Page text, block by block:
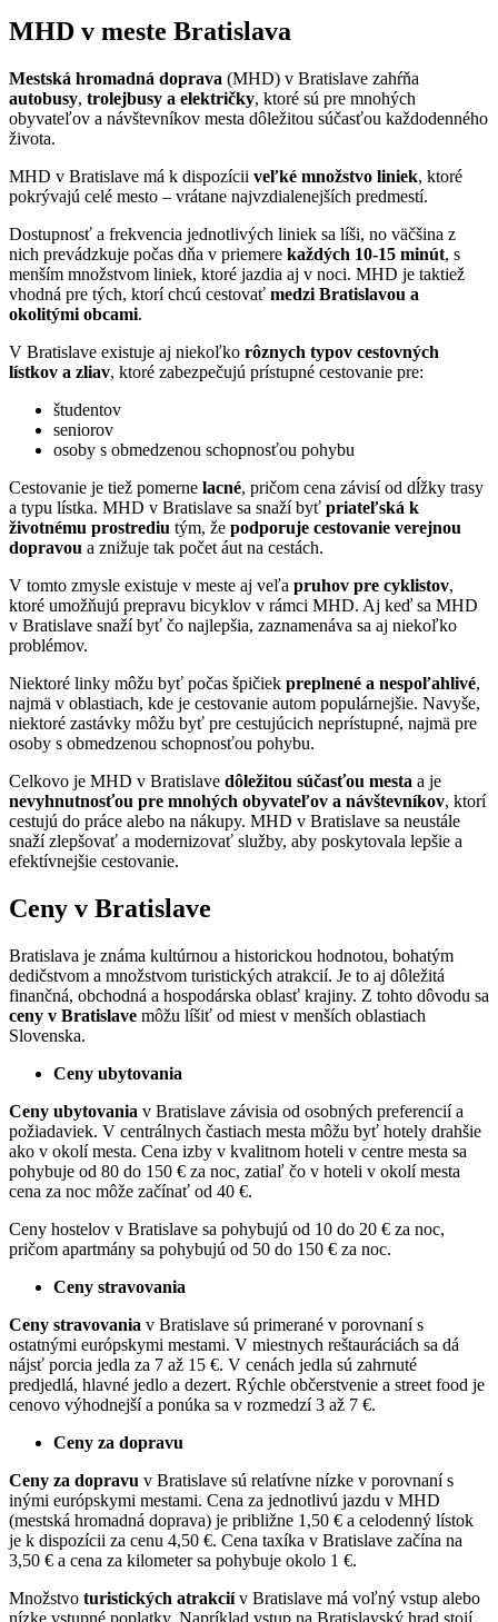
MHD v meste Bratislava
Mestská hromadná doprava (MHD) v Bratislave zahŕňa
autobusy, trolejbusy a električky, ktoré sú pre mnohých
obyvateľov a návštevníkov mesta dôležitou súčasťou každodenného
života.
MHD v Bratislave má k dispozícii veľké množstvo liniek, ktoré
pokrývajú celé mesto – vrátane najvzdialenejších predmestí.
Dostupnosť a frekvencia jednotlivých liniek sa líši, no väčšina z
nich prevádzkuje počas dňa v priemere každých 10-15 minút, s
menším množstvom liniek, ktoré jazdia aj v noci. MHD je taktiež
vhodná pre tých, ktorí chcú cestovať medzi Bratislavou a
okolitými obcami.
V Bratislave existuje aj niekoľko rôznych typov cestovných
lístkov a zliav, ktoré zabezpečujú prístupné cestovanie pre:
študentov
seniorov
osoby s obmedzenou schopnosťou pohybu
Cestovanie je tiež pomerne lacné, pričom cena závisí od dĺžky trasy
a typu lístka. MHD v Bratislave sa snaží byť priateľská k
životnému prostrediu tým, že podporuje cestovanie verejnou
dopravou a znižuje tak počet áut na cestách.
V tomto zmysle existuje v meste aj veľa pruhov pre cyklistov,
ktoré umožňujú prepravu bicyklov v rámci MHD. Aj keď sa MHD
v Bratislave snaží byť čo najlepšia, zaznamenáva sa aj niekoľko
problémov.
Niektoré linky môžu byť počas špičiek preplnené a nespoľahlivé,
najmä v oblastiach, kde je cestovanie autom populárnejšie. Navyše,
niektoré zastávky môžu byť pre cestujúcich neprístupné, najmä pre
osoby s obmedzenou schopnosťou pohybu.
Celkovo je MHD v Bratislave dôležitou súčasťou mesta a je
nevyhnutnosťou pre mnohých obyvateľov a návštevníkov, ktorí
cestujú do práce alebo na nákupy. MHD v Bratislave sa neustále
snaží zlepšovať a modernizovať služby, aby poskytovala lepšie a
efektívnejšie cestovanie.
Ceny v Bratislave
Bratislava je známa kultúrnou a historickou hodnotou, bohatým
dedičstvom a množstvom turistických atrakcií. Je to aj dôležitá
finančná, obchodná a hospodárska oblasť krajiny. Z tohto dôvodu sa
ceny v Bratislave môžu líšiť od miest v menších oblastiach
Slovenska.
Ceny ubytovania
Ceny ubytovania v Bratislave závisia od osobných preferencií a
požiadaviek. V centrálnych častiach mesta môžu byť hotely drahšie
ako v okolí mesta. Cena izby v kvalitnom hoteli v centre mesta sa
pohybuje od 80 do 150 € za noc, zatiaľ čo v hoteli v okolí mesta
cena za noc môže začínať od 40 €.
Ceny hostelov v Bratislave sa pohybujú od 10 do 20 € za noc,
pričom apartmány sa pohybujú od 50 do 150 € za noc.
Ceny stravovania
Ceny stravovania v Bratislave sú primerané v porovnaní s
ostatnými európskymi mestami. V miestnych reštauráciách sa dá
nájsť porcia jedla za 7 až 15 €. V cenách jedla sú zahrnuté
predjedlá, hlavné jedlo a dezert. Rýchle občerstvenie a street food je
cenovo výhodnejší a ponúka sa v rozmedzí 3 až 7 €.
Ceny za dopravu
Ceny za dopravu v Bratislave sú relatívne nízke v porovnaní s
inými európskymi mestami. Cena za jednotlivú jazdu v MHD
(mestská hromadná doprava) je približne 1,50 € a celodenný lístok
je k dispozícii za cenu 4,50 €. Cena taxíka v Bratislave začína na
3,50 € a cena za kilometer sa pohybuje okolo 1 €.
Množstvo turistických atrakciív Bratislave má voľný vstup alebo
nízke vstupné poplatky. Napríklad vstup na Bratislavský hrad stojí